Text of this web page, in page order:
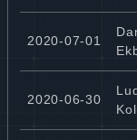
2020-07-01
2020-06-30